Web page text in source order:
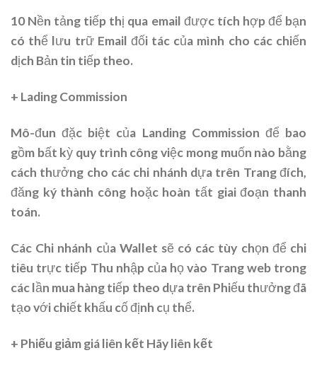
10 Nền tảng tiếp thị qua email được tích hợp để bạn
có thể lưu trữ Email đối tác của mình cho các chiến
dịch Bản tin tiếp theo.
+ Lading Commission
Mô-đun đặc biệt của Landing Commission để bao
gồm bất kỳ quy trình công việc mong muốn nào bằng
cách thưởng cho các chi nhánh dựa trên Trang đích,
đăng ký thành công hoặc hoàn tất giai đoạn thanh
toán.
Các Chi nhánh của Wallet sẽ có các tùy chọn để chi
tiêu trực tiếp Thu nhập của họ vào Trang web trong
các lần mua hàng tiếp theo dựa trên Phiếu thưởng đã
tạo với chiết khấu cố định cụ thể.
+ Phiếu giảm giá liên kết Hãy liên kết